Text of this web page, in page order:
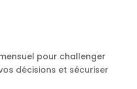
pour challenger
décisions et sécuriser